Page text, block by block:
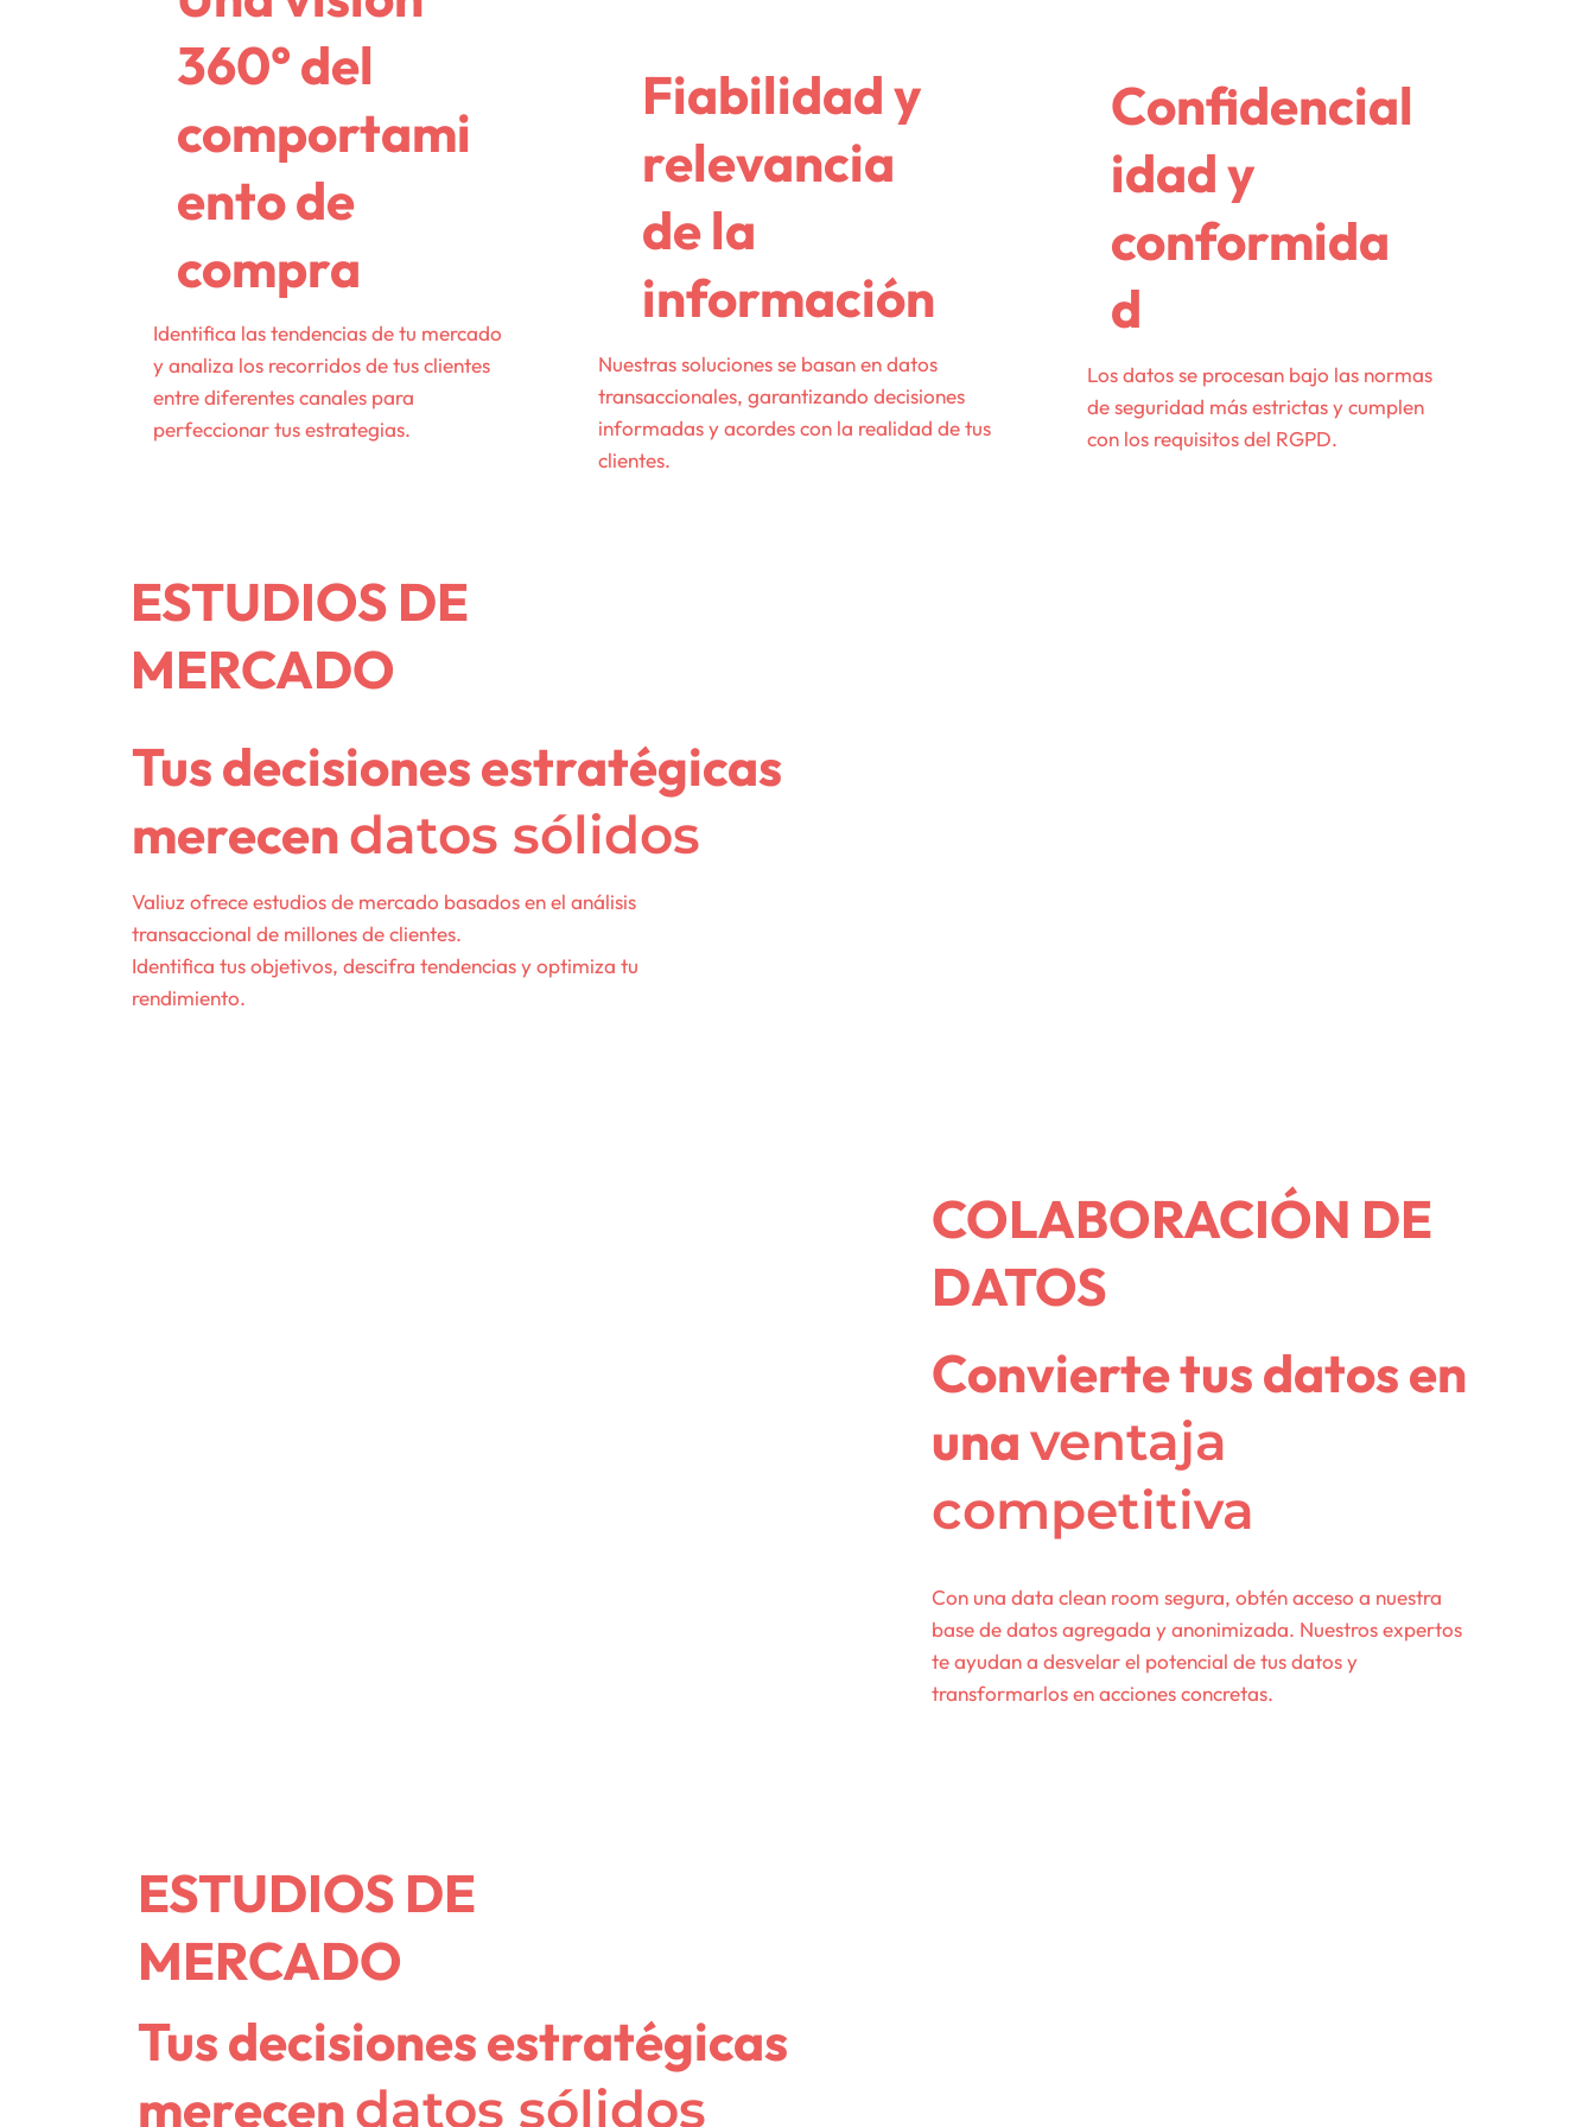
360° del
comportami
ento de
compra
Identifica las tendencias de tu mercado
y analiza los recorridos de tus clientes
entre diferentes canales para
perfeccionar tus estrategias.
Fiabilidad y
relevancia
de la
información
Nuestras soluciones se basan en datos
transaccionales, garantizando decisiones
informadas y acordes con la realidad de tus
clientes.
Confidencial
idad y
conformida
d
Los datos se procesan bajo las normas
de seguridad más estrictas y cumplen
con los requisitos del RGPD.
ESTUDIOS DE
MERCADO
Tus decisiones estratégicas
merecendatos sólidos
Valiuz ofrece estudios de mercado basados en el análisis
transaccional de millones de clientes.
Identifica tus objetivos, descifra tendencias y optimiza tu
rendimiento.
COLABORACIÓN DE
DATOS
Convierte tus datos en
unaventaja
competitiva
Con una data clean room segura, obtén acceso a nuestra
base de datos agregada y anonimizada. Nuestros expertos
te ayudan a desvelar el potencial de tus datos y
transformarlos en acciones concretas.
ESTUDIOS DE
MERCADO
Tus decisiones estratégicas
merecendatos sólidos